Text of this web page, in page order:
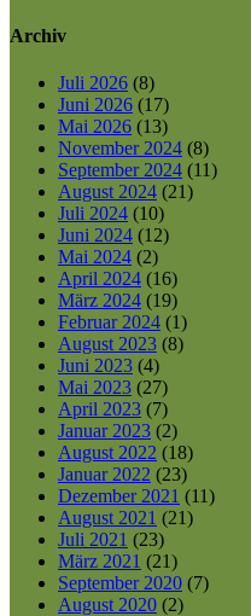
Archiv
Juli 2026 (8)
Juni 2026 (17)
Mai 2026 (13)
November 2024 (8)
September 2024 (11)
August 2024 (21)
Juli 2024 (10)
Juni 2024 (12)
Mai 2024 (2)
April 2024 (16)
März 2024 (19)
Februar 2024 (1)
August 2023 (8)
Juni 2023 (4)
Mai 2023 (27)
April 2023 (7)
Januar 2023 (2)
August 2022 (18)
Januar 2022 (23)
Dezember 2021 (11)
August 2021 (21)
Juli 2021 (23)
März 2021 (21)
September 2020 (7)
August 2020 (2)